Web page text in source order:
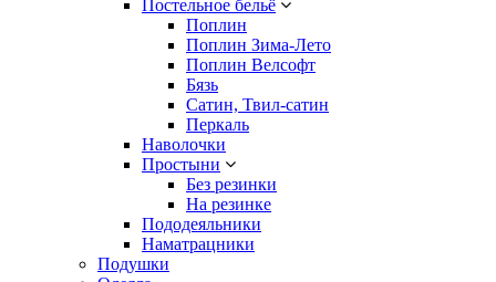
Постельное бельё
Поплин
Поплин Зима-Лето
Поплин Велсофт
Бязь
Сатин, Твил-сатин
Перкаль
Наволочки
Простыни
Без резинки
На резинке
Пододеяльники
Наматрацники
Подушки